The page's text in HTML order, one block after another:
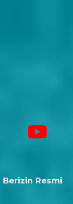
Berizin Resmi